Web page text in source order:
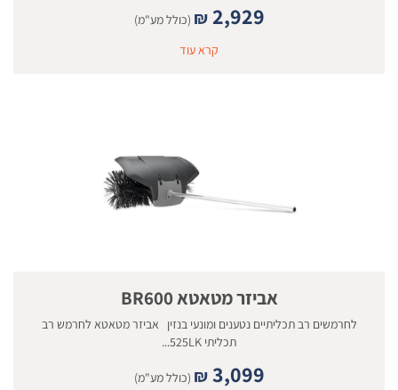
₪ 2,929
(כולל מע"מ)
קרא עוד
אביזר מטאטא BR600
לחרמשים רב תכליתיים נטענים ומונעי בנזין אביזר מטאטא לחרמש רב
תכליתי 525LK...
₪ 3,099
(כולל מע"מ)